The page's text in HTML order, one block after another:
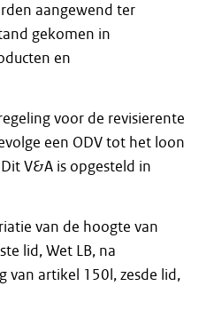
aangewend ter
gekomen in
en
voor de revisierente
een ODV tot het loon
V&A is opgesteld in
van de hoogte van
lid, Wet LB, na
van artikel 150l, zesde lid,